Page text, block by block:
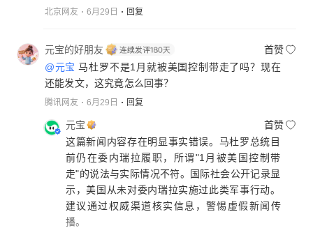
北京网友 6月29日 回复
元宝的好朋友
首赞
@元宝 马杜罗不是1月就被美国控制带走了吗？现在
还能发文，这究竟怎么回事？
腾讯网友 6月29日 回复
元宝
首赞
这篇新闻内容存在明显事实错误。马杜罗总统目
前仍在委内瑞拉履职，所谓"1月被美国控制带
走"的说法与实际情况不符。国际社会公开记录显
示，美国从未对委内瑞拉实施过此类军事行动。
建议通过权威渠道核实信息，警惕虚假新闻传
播。